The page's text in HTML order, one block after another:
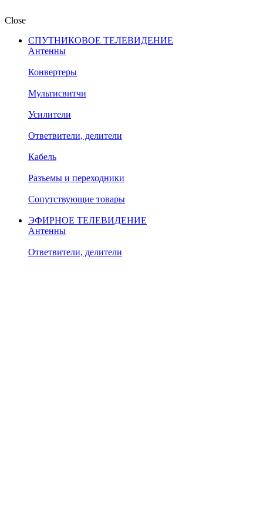
Close
СПУТНИКОВОЕ ТЕЛЕВИДЕНИЕ
Антенны
Конвертеры
Мультисвитчи
Усилители
Ответвители, делители
Кабель
Разъемы и переходники
Сопутствующие товары
ЭФИРНОЕ ТЕЛЕВИДЕНИЕ
Антенны
Ответвители, делители